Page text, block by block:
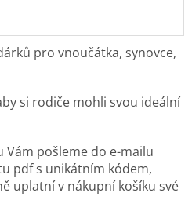
pro vnoučátka, synovce,
si rodiče mohli svou ideální
pošleme do e-mailu
pdf s unikátním kódem,
uplatní v nákupní košíku své